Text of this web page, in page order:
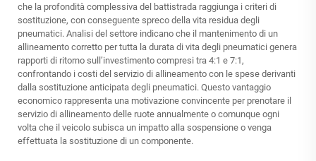
che la profondità complessiva del battistrada raggiunga i criteri di
sostituzione, con conseguente spreco della vita residua degli
pneumatici. Analisi del settore indicano che il mantenimento di un
allineamento corretto per tutta la durata di vita degli pneumatici genera
rapporti di ritorno sull’investimento compresi tra 4:1 e 7:1,
confrontando i costi del servizio di allineamento con le spese derivanti
dalla sostituzione anticipata degli pneumatici. Questo vantaggio
economico rappresenta una motivazione convincente per prenotare il
servizio di allineamento delle ruote annualmente o comunque ogni
volta che il veicolo subisca un impatto alla sospensione o venga
effettuata la sostituzione di un componente.